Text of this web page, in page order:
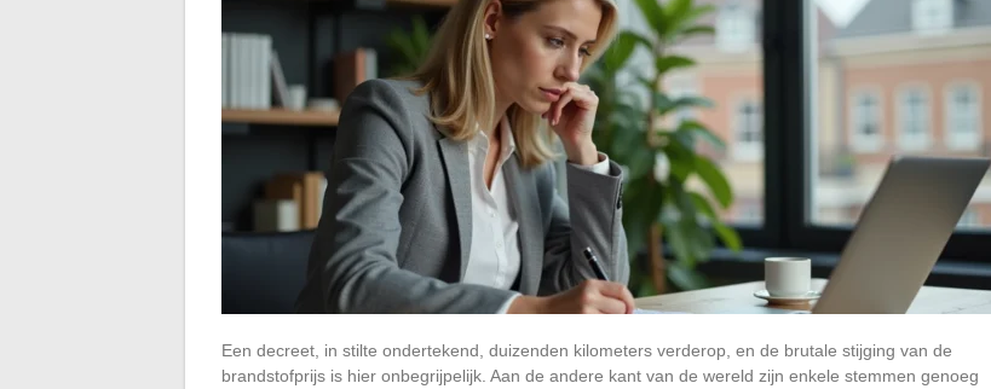
Een decreet, in stilte ondertekend, duizenden kilometers verderop, en de brutale stijging van de
brandstofprijs is hier onbegrijpelijk. Aan de andere kant van de wereld zijn enkele stemmen genoeg